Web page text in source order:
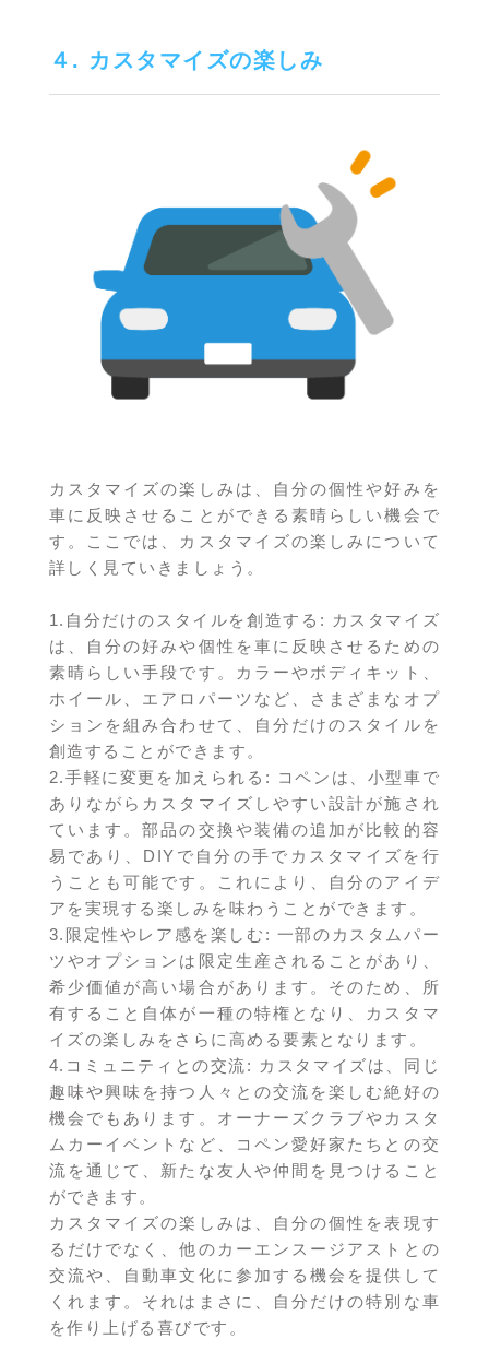
４. カスタマイズの楽しみ
カスタマイズの楽しみは、自分の個性や好みを
車に反映させることができる素晴らしい機会で
す。ここでは、カスタマイズの楽しみについて
詳しく見ていきましょう。
1.自分だけのスタイルを創造する: カスタマイズ
は、自分の好みや個性を車に反映させるための
素晴らしい手段です。カラーやボディキット、
ホイール、エアロパーツなど、さまざまなオプ
ションを組み合わせて、自分だけのスタイルを
創造することができます。
2.手軽に変更を加えられる: コペンは、小型車で
ありながらカスタマイズしやすい設計が施され
ています。部品の交換や装備の追加が比較的容
易であり、DIYで自分の手でカスタマイズを行
うことも可能です。これにより、自分のアイデ
アを実現する楽しみを味わうことができます。
3.限定性やレア感を楽しむ: 一部のカスタムパー
ツやオプションは限定生産されることがあり、
希少価値が高い場合があります。そのため、所
有すること自体が一種の特権となり、カスタマ
イズの楽しみをさらに高める要素となります。
4.コミュニティとの交流: カスタマイズは、同じ
趣味や興味を持つ人々との交流を楽しむ絶好の
機会でもあります。オーナーズクラブやカスタ
ムカーイベントなど、コペン愛好家たちとの交
流を通じて、新たな友人や仲間を見つけること
ができます。
カスタマイズの楽しみは、自分の個性を表現す
るだけでなく、他のカーエンスージアストとの
交流や、自動車文化に参加する機会を提供して
くれます。それはまさに、自分だけの特別な車
を作り上げる喜びです。